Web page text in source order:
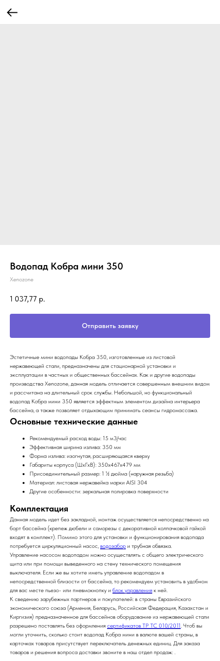
Водопад Кобра мини 350
Xenozone
1 037,77 р.
Отправить заявку
Эстетичные мини водопады Кобра 350, изготовленные из листовой
нержавеющей стали, предназначены для стационарной установки и
эксплуатации в частных и общественных бассейнах. Как и другие водопады
производства Xenozone, данная модель отличается совершенным внешним видом
и рассчитана на длительный срок службы. Небольшой, но функциональный
водопад Кобра мини 350 является эффектным элементом дизайна интерьера
бассейна, а также позволяет отдыхающим принимать сеансы гидромассажа.
Основные технические данные
Рекомендуемый расход воды: 15 м3/час
Эффективная ширина излива: 350 мм
Форма излива: изогнутая, расширяющаяся кверху
Габариты корпуса (ШхГхВ): 350х467х479 мм
Присоединительный размер: 1 ½ дюйма (наружная резьба)
Материал: листовая нержавейка марки AISI 304
Другие особенности: зеркальная полировка поверхности
Комплектация
Данная модель идет без закладной, монтаж осуществляется непосредственно на
борт бассейна (крепеж дюбели и саморезы с декоративной колпачковой гайкой
входят в комплект). Помимо этого для установки и функционирования водопада
потребуется циркуляционный насос, водозабор и трубная обвязка.
Управление насосом водопадом можно осуществлять с общего электрического
щита или при помощи выведенного на стену технического помещения
выключателя. Если же вы хотите иметь управление водопадом в
непосредственной близости от бассейна, то рекомендуем установить в удобном
для вас месте пьезо- или пневмокнопку и блок управления к ней.
К сведению зарубежных партнеров и покупателей: в страны Евразийского
экономического союза (Армения, Беларусь, Российская Федерация, Казахстан и
Киргизия) предназначенное для бассейнов оборудование из нержавеющей стали
разрешено поставлять без оформления сертификатов ТР ТС 010/2011. Чтоб вы
могли уточнить, сколько стоит водопад Кобра мини в валюте вашей страны, в
карточках товаров присутствует переключатель денежных единиц. Для заказа
товаров и решения вопроса доставки звоните в наш отдел продаж: .